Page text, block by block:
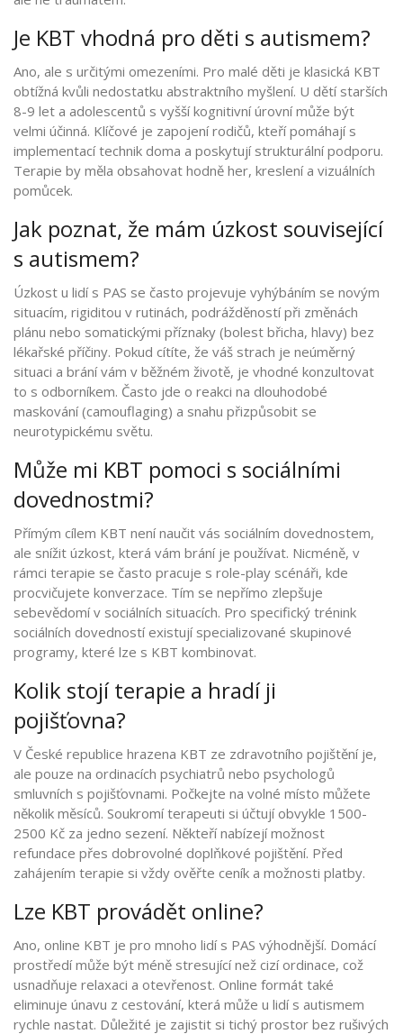
Je KBT vhodná pro děti s autismem?
Ano, ale s určitými omezeními. Pro malé děti je klasická KBT
obtížná kvůli nedostatku abstraktního myšlení. U dětí starších
8-9 let a adolescentů s vyšší kognitivní úrovní může být
velmi účinná. Klíčové je zapojení rodičů, kteří pomáhají s
implementací technik doma a poskytují strukturální podporu.
Terapie by měla obsahovat hodně her, kreslení a vizuálních
pomůcek.
Jak poznat, že mám úzkost související
s autismem?
Úzkost u lidí s PAS se často projevuje vyhýbáním se novým
situacím, rigiditou v rutinách, podrážděností při změnách
plánu nebo somatickými příznaky (bolest břicha, hlavy) bez
lékařské příčiny. Pokud cítíte, že váš strach je neúměrný
situaci a brání vám v běžném životě, je vhodné konzultovat
to s odborníkem. Často jde o reakci na dlouhodobé
maskování (camouflaging) a snahu přizpůsobit se
neurotypickému světu.
Může mi KBT pomoci s sociálními
dovednostmi?
Přímým cílem KBT není naučit vás sociálním dovednostem,
ale snížit úzkost, která vám brání je používat. Nicméně, v
rámci terapie se často pracuje s role-play scénáři, kde
procvičujete konverzace. Tím se nepřímo zlepšuje
sebevědomí v sociálních situacích. Pro specifický trénink
sociálních dovedností existují specializované skupinové
programy, které lze s KBT kombinovat.
Kolik stojí terapie a hradí ji
pojišťovna?
V České republice hrazena KBT ze zdravotního pojištění je,
ale pouze na ordinacích psychiatrů nebo psychologů
smluvních s pojišťovnami. Počkejte na volné místo můžete
několik měsíců. Soukromí terapeuti si účtují obvykle 1500-
2500 Kč za jedno sezení. Někteří nabízejí možnost
refundace přes dobrovolné doplňkové pojištění. Před
zahájením terapie si vždy ověřte ceník a možnosti platby.
Lze KBT provádět online?
Ano, online KBT je pro mnoho lidí s PAS výhodnější. Domácí
prostředí může být méně stresující než cizí ordinace, což
usnadňuje relaxaci a otevřenost. Online formát také
eliminuje únavu z cestování, která může u lidí s autismem
rychle nastat. Důležité je zajistit si tichý prostor bez rušivých